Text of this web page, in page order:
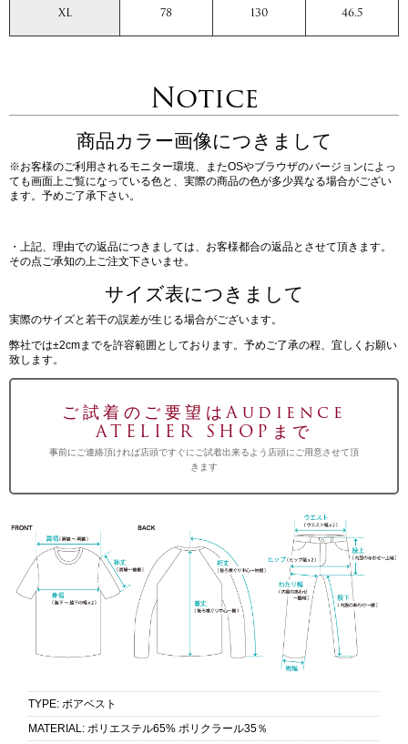
XL 78 130 46.5
Notice
商品カラー画像につきまして
※お客様のご利用されるモニター環境、またOSやブラウザのバージョンによっ
ても画面上ご覧になっている色と、実際の商品の色が多少異なる場合がござい
ます。予めご了承下さい。
・上記、理由での返品につきましては、お客様都合の返品とさせて頂きます。
その点ご承知の上ご注文下さいませ。
サイズ表につきまして
実際のサイズと若干の誤差が生じる場合がございます。
弊社では±2cmまでを許容範囲としております。予めご了承の程、宜しくお願い
致します。
ご試着のご要望はAudience
ATELIER SHOPまで
事前にご連絡頂ければ店頭ですぐにご試着出来るよう店頭にご用意させて頂
きます
TYPE: ボアベスト
MATERIAL: ポリエステル65% ポリクラール35％